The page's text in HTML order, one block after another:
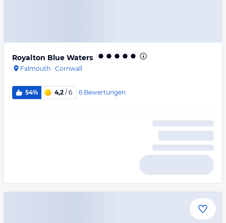
Royalton Blue Waters
Falmouth · Cornwall
54% 4,2 / 6 6 Bewertungen